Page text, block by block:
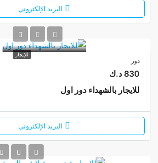
البريد الإلكتروني
للإيجار
دور
830 د.ك
للايجار بالشهداء دور اول
البريد الإلكتروني